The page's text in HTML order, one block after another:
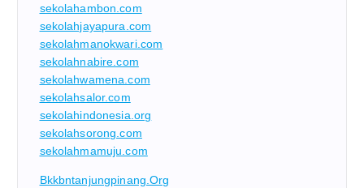
sekolahambon.com
sekolahjayapura.com
sekolahmanokwari.com
sekolahnabire.com
sekolahwamena.com
sekolahsalor.com
sekolahindonesia.org
sekolahsorong.com
sekolahmamuju.com
Bkkbntanjungpinang.org